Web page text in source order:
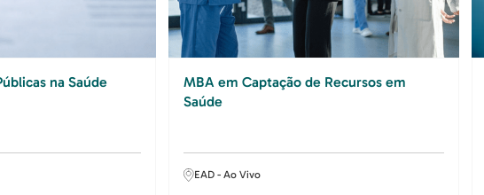
na Saúde
MBA em Captação de Recursos em
Saúde
EAD - Ao Vivo